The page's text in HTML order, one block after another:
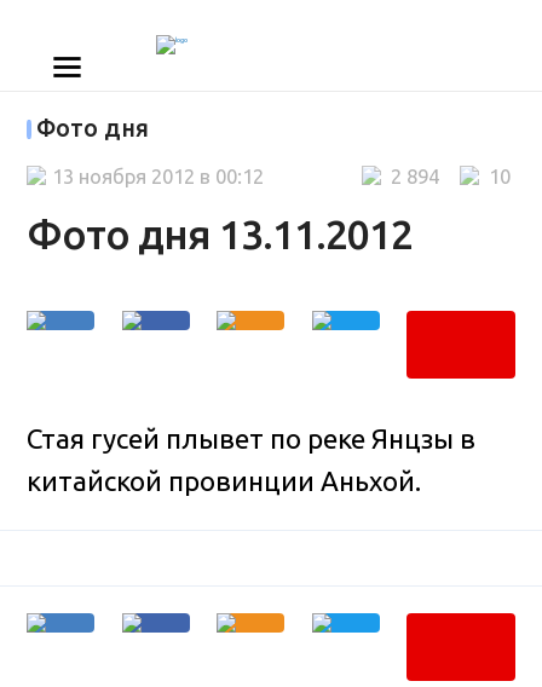
Фото дня
Фото дня 13.11.2012
10
2 894
13 ноября 2012 в 00:12
Стая гусей плывет по реке Янцзы в
китайской провинции Аньхой.